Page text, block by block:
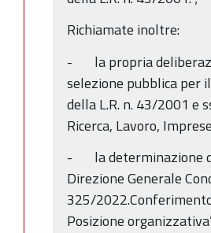
Richiamate inoltre:
- la propria
selezione pubblica per
della L.R. n. 43/2001 e
Ricerca, Lavoro,
- la determinazione
Direzione Generale
325/
Posizione